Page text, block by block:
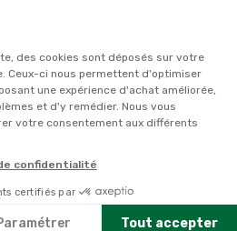
des cookies sont déposés sur votre
Ceux-ci nous permettent d'optimiser
une expérience d'achat améliorée,
et d'y remédier. Nous vous
votre consentement aux différents
confidentialité
certifiés par
Tout accepter
et eaux 2026
de confidentialité
légales
CGV